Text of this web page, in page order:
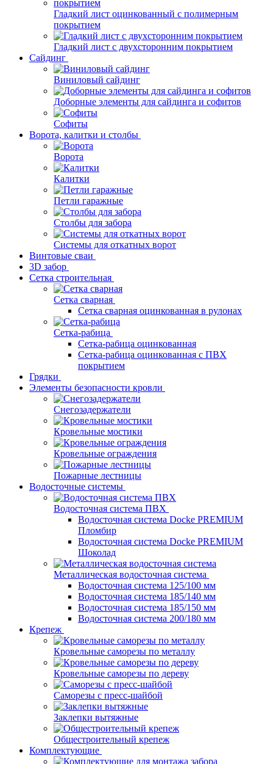
Гладкий лист оцинкованный с полимерным
покрытием
Гладкий лист с двухсторонним покрытием
Сайдинг
Виниловый сайдинг
Доборные элементы для сайдинга и софитов
Софиты
Ворота, калитки и столбы
Ворота
Калитки
Петли гаражные
Столбы для забора
Системы для откатных ворот
Винтовые сваи
3D забор
Сетка строительная
Сетка сварная
Сетка сварная оцинкованная в рулонах
Сетка-рабица
Сетка-рабица оцинкованная
Сетка-рабица оцинкованная с ПВХ
покрытием
Грядки
Элементы безопасности кровли
Снегозадержатели
Кровельные мостики
Кровельные ограждения
Пожарные лестницы
Водосточные системы
Водосточная система ПВХ
Водосточная система Docke PREMIUM
Пломбир
Водосточная система Docke PREMIUM
Шоколад
Металлическая водосточная система
Водосточная система 125/100 мм
Водосточная система 185/140 мм
Водосточная система 185/150 мм
Водосточная система 200/180 мм
Крепеж
Кровельные саморезы по металлу
Кровельные саморезы по дереву
Саморезы с пресс-шайбой
Заклепки вытяжные
Общестроительный крепеж
Комплектующие